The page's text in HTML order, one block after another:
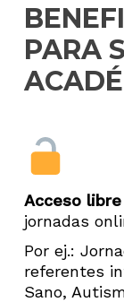
PARA
Acceso libre
jornadas
Por ej.:
referentes
Sano,